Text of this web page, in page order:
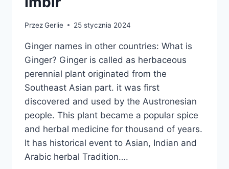
PrzezGerlie 25 stycznia 2024
Ginger names in other countries: What is
Ginger? Ginger is called as herbaceous
perennial plant originated from the
Southeast Asian part. it was first
discovered and used by the Austronesian
people. This plant became a popular spice
and herbal medicine for thousand of years.
It has historical event to Asian, Indian and
Arabic herbal Tradition….